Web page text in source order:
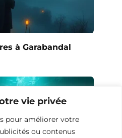
vie privée
pour améliorer votre
ou contenus
à Garabandal